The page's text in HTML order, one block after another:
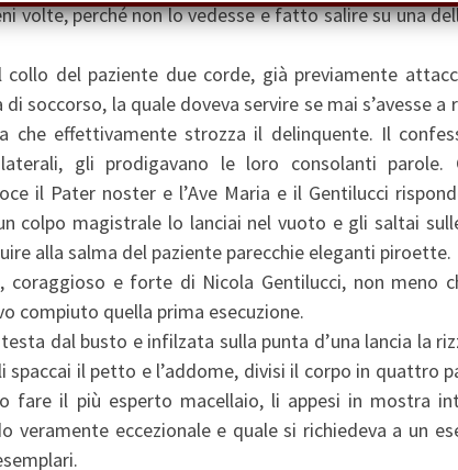
volte, perché non lo vedesse e fatto salire su una
del paziente due corde, già previamente
soccorso, la quale doveva servire se mai s’avesse a
che effettivamente strozza il delinquente. Il
gli prodigavano le loro consolanti parole.
il Pater noster e l’Ave Maria e il Gentilucci
colpo magistrale lo lanciai nel vuoto e gli saltai
alla salma del paziente parecchie eleganti piroette.
e forte di Nicola Gentilucci, non meno
compiuto quella prima esecuzione.
dal busto e infilzata sulla punta d’una lancia la
il petto e l’addome, divisi il corpo in quattro
fare il più esperto macellaio, li appesi in mostra
veramente eccezionale e quale si richiedeva a un